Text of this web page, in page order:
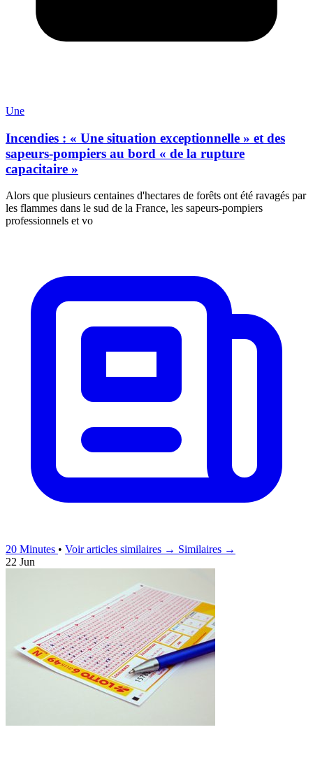
Une
Incendies : « Une situation exceptionnelle » et des
sapeurs-pompiers au bord « de la rupture
capacitaire »
Alors que plusieurs centaines d'hectares de forêts ont été ravagés par
les flammes dans le sud de la France, les sapeurs-pompiers
professionnels et vo
20 Minutes • Voir articles similaires → Similaires →
22 Jun